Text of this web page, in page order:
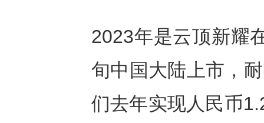
2023年是云顶新耀
旬中国大陆上市，
们去年实现人民币